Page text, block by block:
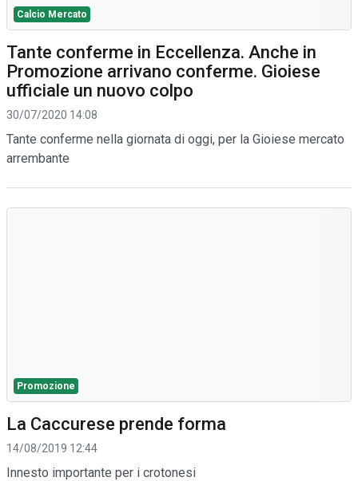
Calcio Mercato
Tante conferme in Eccellenza. Anche in
Promozione arrivano conferme. Gioiese
ufficiale un nuovo colpo
30/07/2020 14:08
Tante conferme nella giornata di oggi, per la Gioiese mercato
arrembante
Promozione
La Caccurese prende forma
14/08/2019 12:44
Innesto importante per i crotonesi